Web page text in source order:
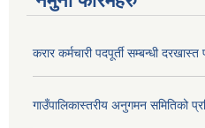
करार कर्मचारी पदपूर्ती सम्बन्धी दरखास्त
गाउँपालिकास्तरीय अनुगमन समितिको